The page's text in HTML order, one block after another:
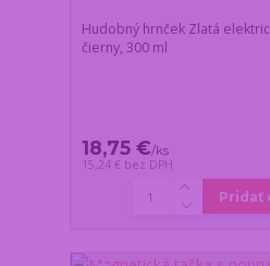
Hudobný hrnček Zlatá
čierny, 300 ml
18,75 €/ks
15,24 € bez DPH
Pridať